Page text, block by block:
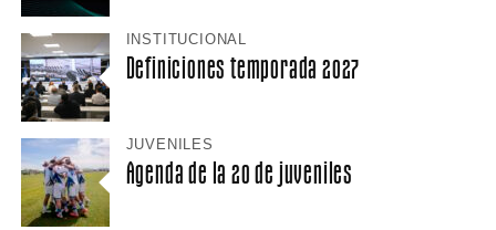
INSTITUCIONAL
Definiciones temporada 2027
JUVENILES
Agenda de la 20 de juveniles